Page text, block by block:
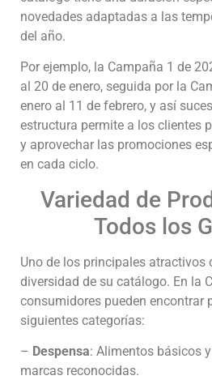
novedades adaptadas a las
del año.
Por ejemplo, la Campaña 1 de
al 20 de enero, seguida por la
enero al 11 de febrero, y así
estructura permite a los clientes
y aprovechar las promociones
en cada ciclo.
Variedad de
Todos los
Uno de los principales atractivos
diversidad de su catálogo. En la
consumidores pueden encontrar
siguientes categorías:
– Despensa: Alimentos básicos
marcas reconocidas.